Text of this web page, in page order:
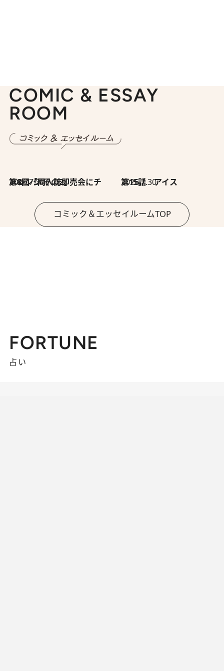
COMIC & ESSAY
ROOM
2026.7.30
第8回「同人誌即売会にチャレンジ その2」 2026.7.30
第15話 アイス
コミック＆エッセイルームTOP
FORTUNE
占い